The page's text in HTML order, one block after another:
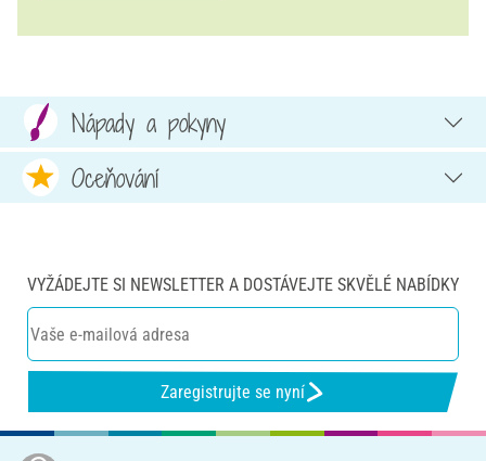
Nápady a pokyny
Oceňování
VYŽÁDEJTE SI NEWSLETTER A DOSTÁVEJTE SKVĚLÉ NABÍDKY
Zaregistrujte se nyní